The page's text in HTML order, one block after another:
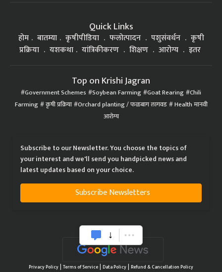
Quick Links
होम बातम्या कृषीपीडिया फलोत्पादन पशुसंवर्धन
कृषी
प्रक्रिया
यशकथा यांत्रिकीकरण शिक्षण आरोग्य इतर
Top on Krishi Jagran
Government Schemes Soybean Farming Goat Rearing Chili
Farming कृषी प्रक्रिया Orchard planting / फळबाग लागवड Health मानवी
आरोग्य
Subscribe to our Newsletter. You choose the topics of
your interest and we'll send you handpicked news and
latest updates based on your choice.
Subscribe Newsletters
Privacy Policy| Terms of Service| Data Policy| Refund & Cancellation Policy